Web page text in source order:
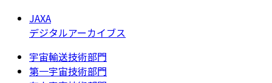
JAXA
デジタルアーカイブス
宇宙輸送技術部門
第一宇宙技術部門